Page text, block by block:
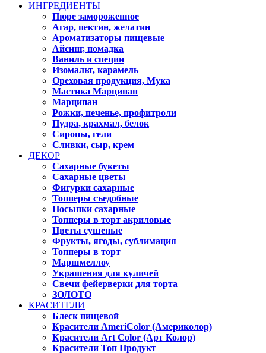
ИНГРЕДИЕНТЫ
Пюре замороженное
Агар, пектин, желатин
Ароматизаторы пищевые
Айсинг, помадка
Ваниль и специи
Изомальт, карамель
Ореховая продукция, Мука
Мастика Марципан
Марципан
Рожки, печенье, профитроли
Пудра, крахмал, белок
Сиропы, гели
Сливки, сыр, крем
ДЕКОР
Сахарные букеты
Сахарные цветы
Фигурки сахарные
Топперы съедобные
Посыпки сахарные
Топперы в торт акриловые
Цветы сушеные
Фрукты, ягоды, сублимация
Топперы в торт
Маршмеллоу
Украшения для куличей
Свечи фейерверки для торта
ЗОЛОТО
КРАСИТЕЛИ
Блеск пищевой
Красители AmeriColor (Америколор)
Красители Art Color (Арт Колор)
Красители Топ Продукт